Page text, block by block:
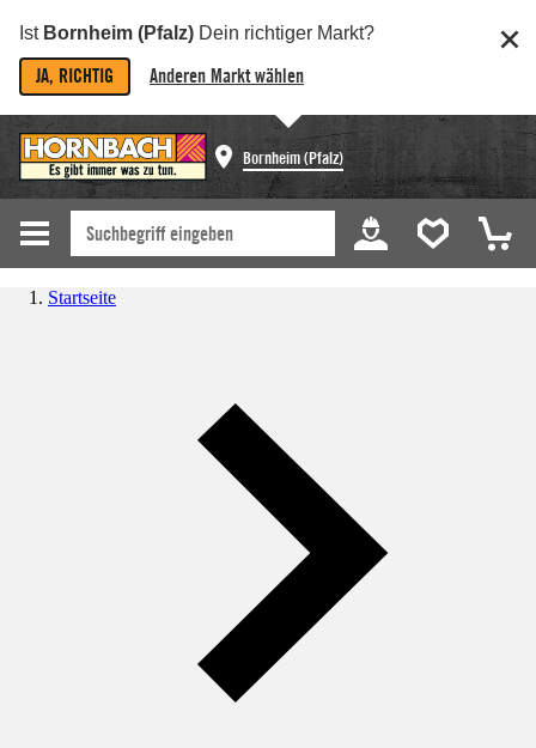
Ist Bornheim (Pfalz) Dein richtiger Markt?
JA, RICHTIG Anderen Markt wählen
Bornheim (Pfalz)
Startseite